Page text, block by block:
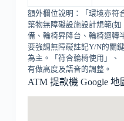
額外欄位說明：「環境亦符
築物無障礙設施設計規範(
備、輪椅昇降台、輪椅迴轉
要強調無障礙註記Y/N的關
為主。「符合輪椅使用」、
有做高度及語音的調整。
ATM 提款機 Google 地